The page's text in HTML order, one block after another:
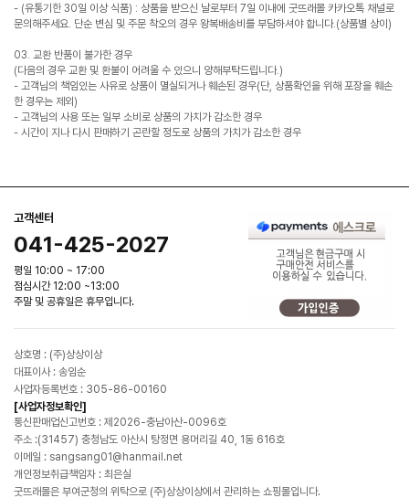
- (유통기한 30일 이상 식품) : 상품을 받으신 날로부터 7일 이내에 굿뜨래몰 카카오톡 채널로
문의해주세요. 단순 변심 및 주문 착오의 경우 왕복배송비를 부담하셔야 합니다.(상품별 상이)
03. 교환 반품이 불가한 경우
(다음의 경우 교환 및 환불이 어려울 수 있으니 양해부탁드립니다.)
- 고객님의 책임있는 사유로 상품이 멸실되거나 훼손된 경우(단, 상품확인을 위해 포장을 훼손
한 경우는 제외)
- 고객님의 사용 또는 일부 소비로 상품의 가치가 감소한 경우
- 시간이 지나 다시 판매하기 곤란할 정도로 상품의 가치가 감소한 경우
고객센터
041-425-2027
평일 10:00 ~ 17:00
점심시간 12:00 ~13:00
주말 및 공휴일은 휴무입니다.
상호명 : (주)상상이상
대표이사 : 송임순
사업자등록번호 : 305-86-00160
[사업자정보확인]
통신판매업신고번호 : 제2026-충남아산-0096호
주소 :(31457) 충청남도 아산시 탕정면 용머리길 40, 1동 616호
이메일 : sangsang01@hanmail.net
개인정보취급책임자 : 최은실
굿뜨래몰은 부여군청의 위탁으로 (주)상상이상에서 관리하는 쇼핑몰입니다.